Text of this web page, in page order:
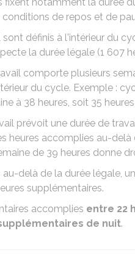
de repos et de
sont définis à l'intérieur du
la durée légale (1 607
comporte plusieurs
du cycle. Exemple :
à 38 heures, soit 35
prévoit une durée de
heures accomplies au-
de 39 heures donne
delà de la durée légale,
supplémentaires.
accomplies entre 22
de nuit.